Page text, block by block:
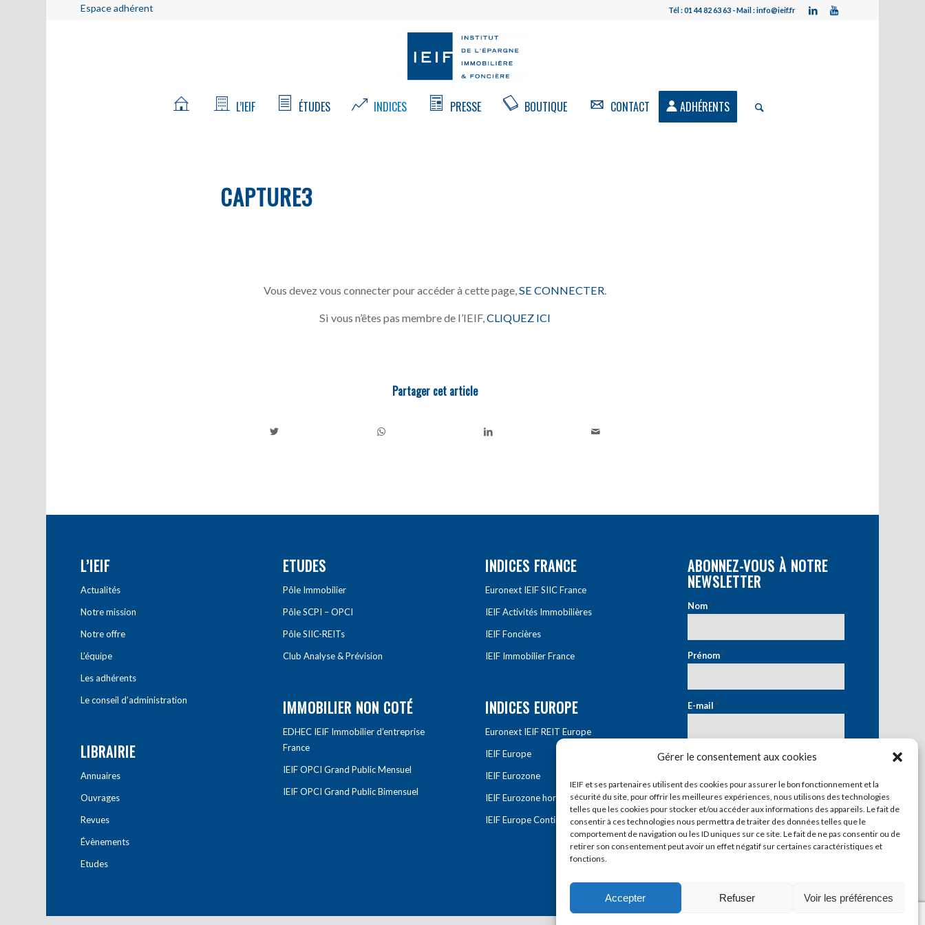
Gérer le consentement aux cookies
IEIF et ses partenaires utilisent des cookies pour assurer le bon fonctionnement et la
sécurité du site, pour offrir les meilleures expériences, nous utilisons des technologies
telles que les cookies pour stocker et/ou accéder aux informations des appareils. Le fait de
consentir à ces technologies nous permettra de traiter des données telles que le
comportement de navigation ou les ID uniques sur ce site. Le fait de ne pas consentir ou de
retirer son consentement peut avoir un effet négatif sur certaines caractéristiques et
fonctions.
Accepter Refuser Voir les préférences
Espace adhérent Tél : 01 44 82 63 63 - Mail : info@ieif.fr
L’IEIF ÉTUDES INDICES PRESSE BOUTIQUE CONTACT ADHÉRENTS
CAPTURE3
Vous devez vous connecter pour accéder à cette page, SE CONNECTER
Si vous n’êtes pas membre de l’IEIF,CLIQUEZ ICI
Partager cet article
L’IEIF
Actualités
Notre mission
Notre offre
L’équipe
Les adhérents
Le conseil d’administration
LIBRAIRIE
Annuaires
Ouvrages
Revues
Évènements
Etudes
ETUDES
Pôle Immobilier
Pôle SCPI – OPCI
Pôle SIIC-REITs
Club Analyse & Prévision
IMMOBILIER NON COTÉ
EDHEC IEIF Immobilier d’entreprise
France
IEIF OPCI Grand Public Mensuel
IEIF OPCI Grand Public Bimensuel
INDICES FRANCE
Euronext IEIF SIIC France
IEIF Activités Immobilières
IEIF Foncières
IEIF Immobilier France
INDICES EUROPE
Euronext IEIF REIT Europe
IEIF Europe
IEIF Eurozone
IEIF Eurozone hors France
IEIF Europe Continentale
ABONNEZ-VOUS À NOTRE
NEWSLETTER
Nom*
Prénom*
E-mail*